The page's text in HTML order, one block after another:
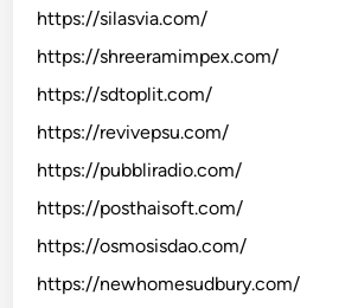
https://silasvia.com/
https://shreeramimpex.com/
https://sdtoplit.com/
https://revivepsu.com/
https://pubbliradio.com/
https://posthaisoft.com/
https://osmosisdao.com/
https://newhomesudbury.com/